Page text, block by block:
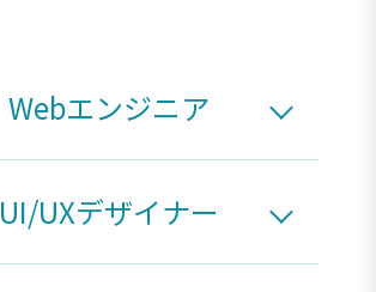
Webエンジニア
UI/UXデザイナー